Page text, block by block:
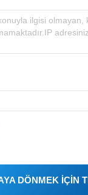
DÖNMEK İÇİN